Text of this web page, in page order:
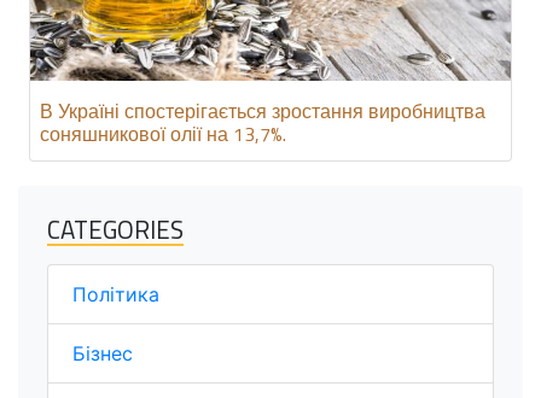
В Україні спостерігається зростання виробництва
соняшникової олії на 13,7%.
CATEGORIES
Політика
Бізнес